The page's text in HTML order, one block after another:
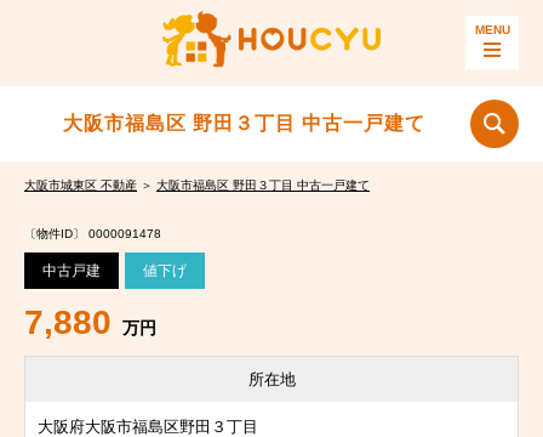
大阪市福島区 野田３丁目 中古一戸建て
大阪市城東区 不動産 ＞ 大阪市福島区 野田３丁目 中古一戸建て
〔物件ID〕 0000091478
中古戸建 値下げ
7,880 万円
所在地
大阪府大阪市福島区野田３丁目